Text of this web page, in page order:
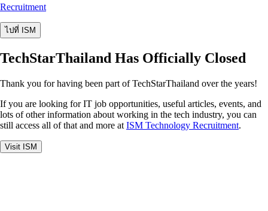
Recruitment
ไปที่ ISM
TechStarThailand Has Officially Closed
Thank you for having been part of TechStarThailand over the years!
If you are looking for IT job opportunities, useful articles, events, and
lots of other information about working in the tech industry, you can
still access all of that and more at ISM Technology Recruitment.
Visit ISM